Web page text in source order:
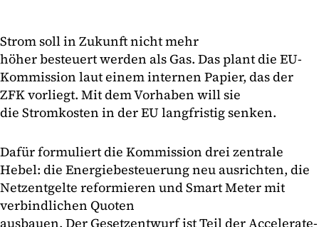
Strom soll in Zukunft nicht mehr
höher besteuert werden als Gas. Das plant die EU-
Kommission laut einem internen Papier, das der
ZFK vorliegt. Mit dem Vorhaben will sie
die Stromkosten in der EU langfristig senken.
Dafür formuliert die Kommission drei zentrale
Hebel: die Energiebesteuerung neu ausrichten, die
Netzentgelte reformieren und Smart Meter mit
verbindlichen Quoten
ausbauen. Der Gesetzentwurf ist Teil der Accelerate-